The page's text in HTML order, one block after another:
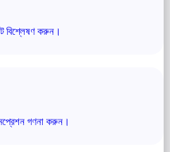
বিশ্লেষণ করুন।
গণনা করুন।